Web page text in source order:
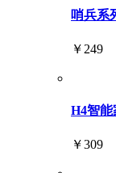
哨兵系
￥249
H4智能
￥309